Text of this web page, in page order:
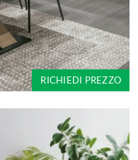
RICHIEDI PREZZO